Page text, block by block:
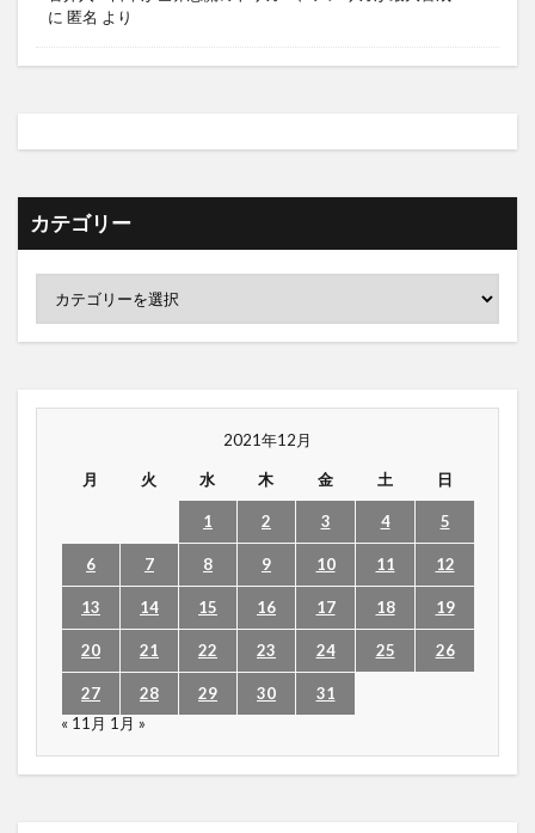
に 匿名 より
カテゴリー
2021年12月
月 火 水 木 金 土 日
1 2 3 4 5
6 7 8 9 10 11 12
13 14 15 16 17 18 19
20 21 22 23 24 25 26
27 28 29 30
31
« 11月 1月 »